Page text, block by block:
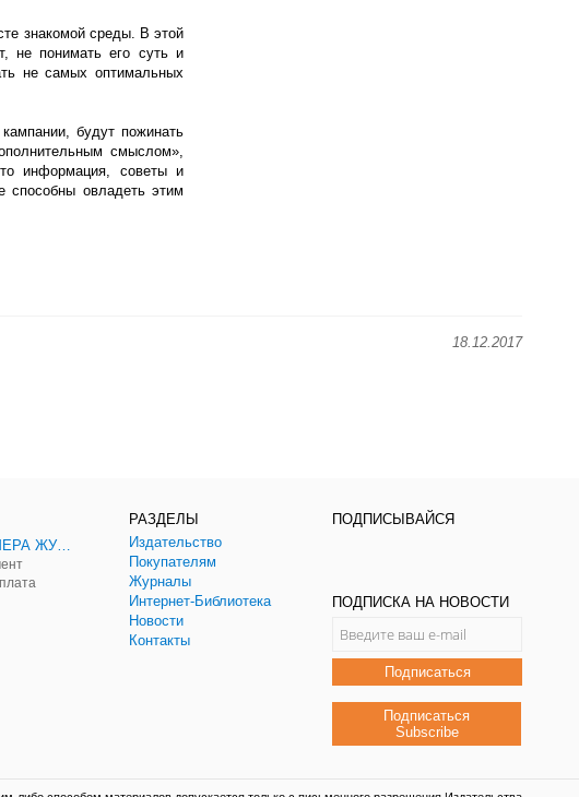
знакомой среды. В этой
не понимать его суть и
не самых оптимальных
будут пожинать
смыслом»,
информация, советы и
способны овладеть этим
18.12.2017
ОТДЕЛЬНЫЕ НОМЕРА ЖУРНАЛОВ
РАЗДЕЛЫ
Издательство
Покупателям
Журналы
Интернет-Библиотека
Новости
Контакты
ПОДПИСЫВАЙСЯ
ПОДПИСКА НА НОВОСТИ
Подписаться
Подписаться
Subscribe